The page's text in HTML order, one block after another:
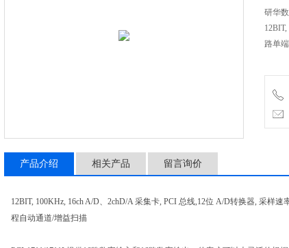
研华
路单
产品介绍 相关产品 留言询价
12BIT, 100KHz, 16ch A/D、2chD/A 采集卡, PCI 总线,12位 A/D转换器, 采样
程自动通道/增益扫描